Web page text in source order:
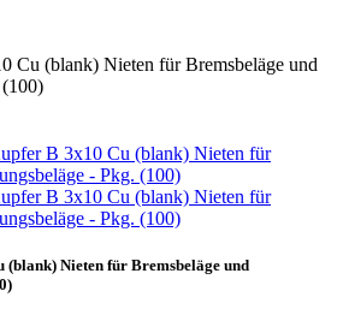
Cu (blank) Nieten für Bremsbeläge und
(blank) Nieten für Bremsbeläge und